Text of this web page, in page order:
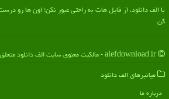
با الف دانلود، از فایل هات به راحتی عبور نکن؛ اون ها رو
کن
میانبرهای الف دانلود
درباره ما